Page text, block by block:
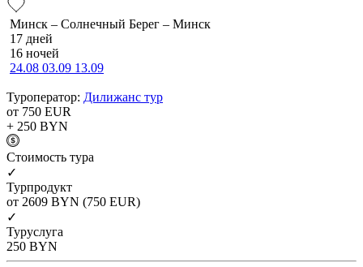
Минск – Солнечный Берег – Минск
17 дней
16 ночей
24.08 03.09 13.09
Туроператор: Дилижанс тур
от 750 EUR
+ 250 BYN
Cтоимость тура
✓
Турпродукт
от 2609 BYN (750 EUR)
✓
Туруслуга
250 BYN